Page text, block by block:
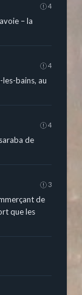
4
– la
4
bains, au
4
de
3
de
que les